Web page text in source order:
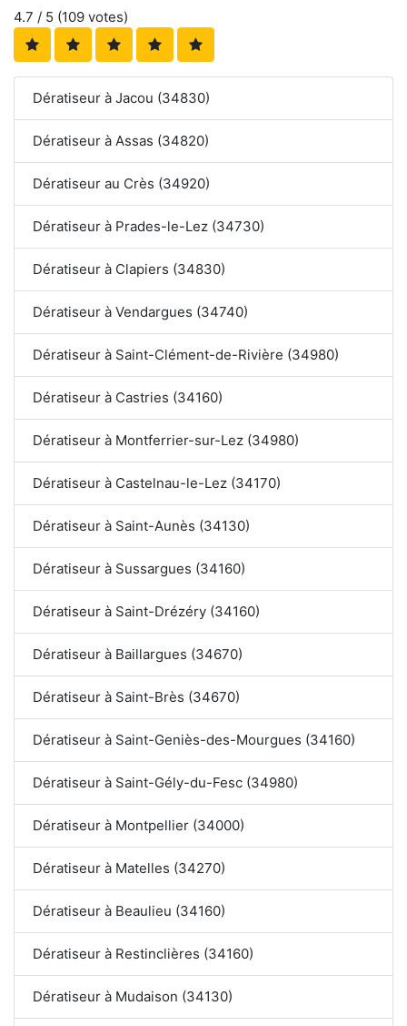
4.7 / 5 (109 votes)
Dératiseur à Jacou (34830)
Dératiseur à Assas (34820)
Dératiseur au Crès (34920)
Dératiseur à Prades-le-Lez (34730)
Dératiseur à Clapiers (34830)
Dératiseur à Vendargues (34740)
Dératiseur à Saint-Clément-de-Rivière (34980)
Dératiseur à Castries (34160)
Dératiseur à Montferrier-sur-Lez (34980)
Dératiseur à Castelnau-le-Lez (34170)
Dératiseur à Saint-Aunès (34130)
Dératiseur à Sussargues (34160)
Dératiseur à Saint-Drézéry (34160)
Dératiseur à Baillargues (34670)
Dératiseur à Saint-Brès (34670)
Dératiseur à Saint-Geniès-des-Mourgues (34160)
Dératiseur à Saint-Gély-du-Fesc (34980)
Dératiseur à Montpellier (34000)
Dératiseur à Matelles (34270)
Dératiseur à Beaulieu (34160)
Dératiseur à Restinclières (34160)
Dératiseur à Mudaison (34130)